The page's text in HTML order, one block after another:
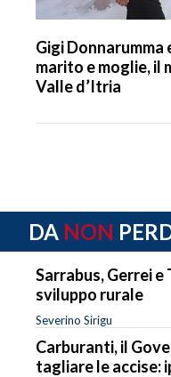
Gigi
marito e moglie, il
Valle d’Itria
DA NON
Sarrabus, Gerrei
sviluppo rurale
Severino Sirigu
Carburanti, il
tagliare le accise: